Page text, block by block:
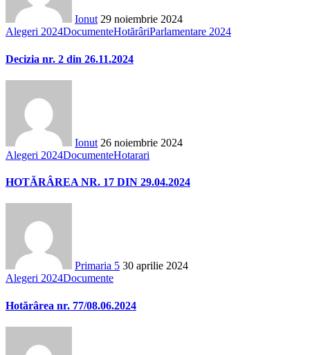
Ionut 29 noiembrie 2024
Alegeri 2024DocumenteHotărâriParlamentare 2024
Decizia nr. 2 din 26.11.2024
Ionut 26 noiembrie 2024
Alegeri 2024DocumenteHotarari
HOTĂRÂREA NR. 17 DIN 29.04.2024
Primaria 5 30 aprilie 2024
Alegeri 2024Documente
Hotărârea nr. 77/08.06.2024